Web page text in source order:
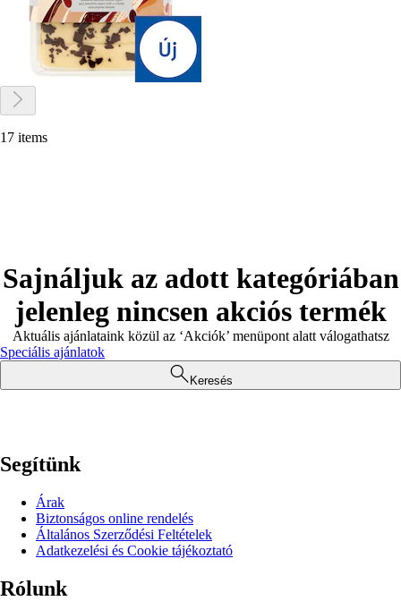
17 items
Sajnáljuk az adott kategóriában
jelenleg nincsen akciós termék
Aktuális ajánlataink közül az ‘Akciók’ menüpont alatt válogathatsz
Speciális ajánlatok
Keresés
Segítünk
Árak
Biztonságos online rendelés
Általános Szerződési Feltételek
Adatkezelési és Cookie tájékoztató
Rólunk